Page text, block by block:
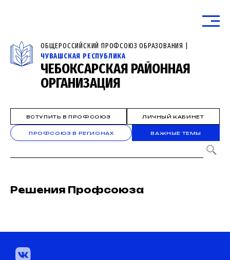
ОБЩЕРОССИЙСКИЙ ПРОФСОЮЗ ОБРАЗОВАНИЯ |
ЧУВАШСКАЯ РЕСПУБЛИКА
ЧЕБОКСАРСКАЯ РАЙОННАЯ
ОРГАНИЗАЦИЯ
ВСТУПИТЬ В ПРОФСОЮЗ ЛИЧНЫЙ КАБИНЕТ
ПРОФСОЮЗ В РЕГИОНАХ ВАЖНЫЕ ТЕМЫ
Решения Профсоюза